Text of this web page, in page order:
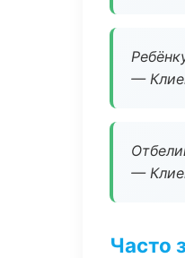
—
—
Часто